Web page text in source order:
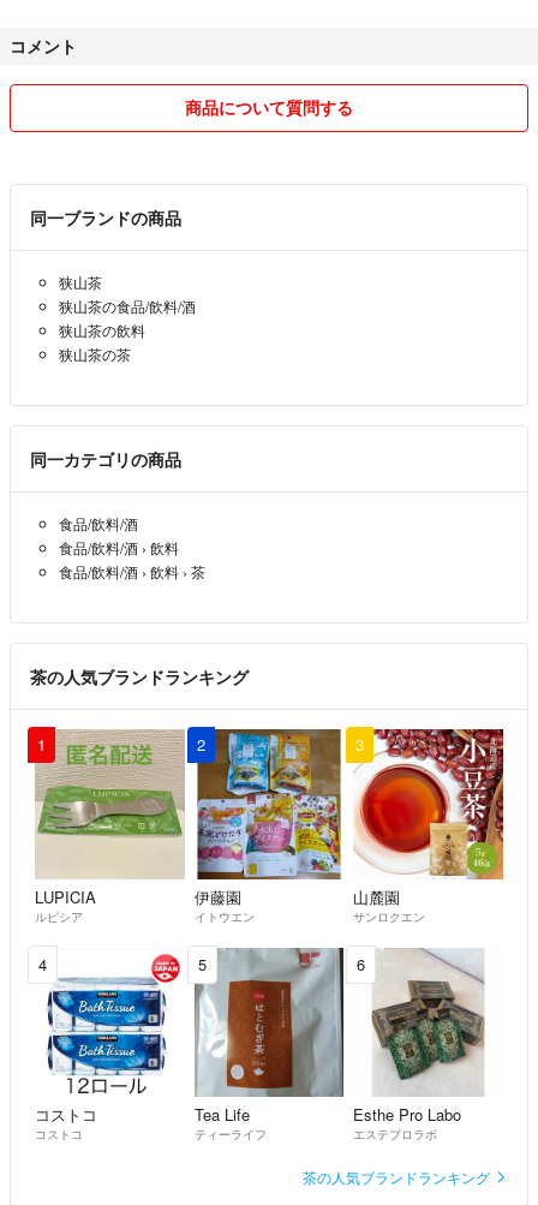
☆コメント受付ます！可能な限りご希望に合わせて、互繁園の狭山茶をご
※ 同梱は、煎茶/上煎茶/特上6本(組み合わせ自由)まで可能です。その範囲
お手頃価格にてご提供させていただいております！
気に入って頂けたら幸いです☆是非この機会にお試し頂ければと思いま
す。(^-^)
【⚠️注意】
ますのでご了承ください。
新茶八女茶静岡茶冷茶一番茶カテキン免疫力日本茶茶葉お茶の葉深蒸し上
煎茶2025
法過程においても全く同じ味でないところも小さい茶農園直販の楽しみ
の一つです♪狭山地域内でも早くに摘まれて新茶を出されている農園も
のみを100%使用して煎茶をご提供しております。
お陰様で、令7年度産『なつかし煎茶』は、完売となりました！ご愛飲
☆ご希望等ございましたら、お気軽にコメントいただければと思いま
す。(^-^)
☆おまとめ割引あります。コメントよりお知らせ下さい
る事と思います♪
☆互繁園のお茶豆知識☆
浅蒸し深蒸しの話です。お茶になるまでの工程の一つ蒸しの作業があり
ます。何故蒸すのか？生葉摘み後、主に酸化発酵の働きを止めるためで
すが、蒸し時間により味や水色等にも大きな違いが出てきます。『茶
葉、水色、味の違い』●浅蒸し→細長、黄金色、旨みと渋みがあり後味
で、柔らかくなった茶葉が崩れやすくなる為)、濃い緑色(深蒸しの特徴
す。細かい茶葉が沈んだ時に黄金色になるのでお分かりになると思いま
す^ ^)、渋みが和らぎまろやかな甘みとコクのある味。
※狭山の新茶詰み時期は4月下旬〜5月です。小売店は袋に詰めた時から
通常賞味期限1年です。より新鮮なものをお届けしたい為、同じ煎茶で
あっても私達生産者(狭山の茶組合加入農家)は半年の賞味期限としてい
ます。(^-^)
【⚠️注意】
当園商品を転売によってご購入された商品の品質等の責任は一切負い兼
ねますのでご了承ください。
コメント
商品について質問する
同一ブランドの商品
狭山茶
狭山茶の食品/飲料/酒
狭山茶の飲料
狭山茶の茶
同一カテゴリの商品
食品/飲料/酒
食品/飲料/酒 › 飲料
食品/飲料/酒 › 飲料 › 茶
茶の人気ブランドランキング
1
LUPICIA
ルピシア
2
伊藤園
イトウエン
3
山麓園
サンロクエン
4
コストコ
コストコ
5
Tea Life
ティーライフ
6
Esthe Pro Labo
エステプロラボ
茶の人気ブランドランキング